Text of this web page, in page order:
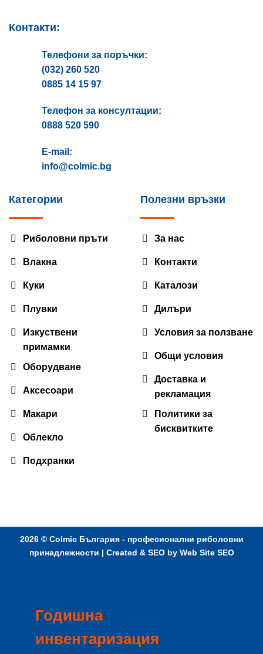
Контакти:
Телефони за поръчки:
(032) 260 520
0885 14 15 97
Телефон за консултации:
0888 520 590
E-mail:
info@colmic.bg
Категории
Риболовни пръти
Влакна
Куки
Плувки
Изкуствени
примамки
Оборудване
Аксесоари
Макари
Облекло
Подхранки
Полезни връзки
За нас
Контакти
Каталози
Дилъри
Условия за ползване
Общи условия
Доставка и
рекламация
Политики за
бисквитките
2026 © Colmic България - професионални риболовни
принадлежности | Created & SEO by Web Site SEO
Годишна
инвентаризация